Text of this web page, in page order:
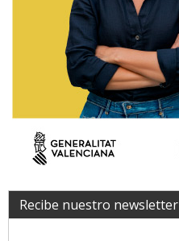
Recibe nuestro newsletter